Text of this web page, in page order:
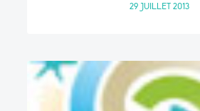
29 JUILLET 2013